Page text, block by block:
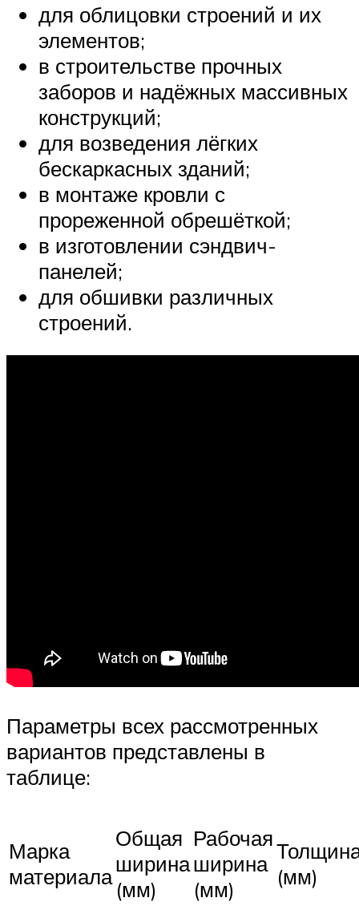
для облицовки строений и их
элементов;
в строительстве прочных
заборов и надёжных массивных
конструкций;
для возведения лёгких
бескаркасных зданий;
в монтаже кровли с
прореженной обрешёткой;
в изготовлении сэндвич-
панелей;
для обшивки различных
строений.
Параметры всех рассмотренных
вариантов представлены в
таблице:
Марка
материала
Общая
ширина
(мм)
Рабочая
ширина
(мм)
(мм)